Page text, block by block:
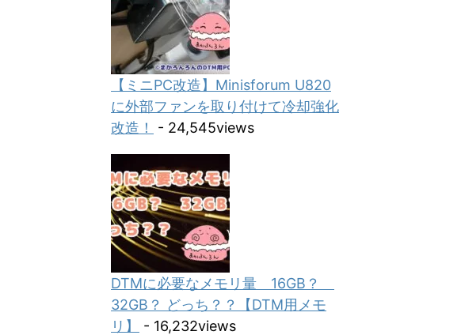
【ミニPC改造】Minisforum U820
に外部ファンを取り付けて冷却強化
改造！
- 24,545views
DTMに必要なメモリ量 16GB？
32GB？ どっち？？【DTM用メモ
リ】
- 16,232views